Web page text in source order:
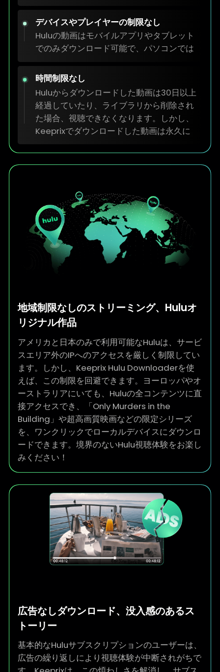
デバイスやプレイヤーの制限なし
時間制限なし
Huluからダウンロードした動画は30日以上
経過していたり、ライブラリから削除され
た場合、視聴できなくなります。しかし、
Keeprixでダウンロードした動画は永久に
保存できます。元の動画が削除されても、
いつでも視聴でき、貴重なコンテンツが失
われることはありません。
地域制限なしのストリーミング、Huluオ
アメリカと日本のみで利用可能なHuluは、サービ
スエリア外のIPへのアクセスを厳しく制限してい
ます。しかし、Keeprix Hulu Downloaderを使
えば、この制限を回避できます。ヨーロッパやオ
ーストラリアにいても、Huluの全コンテンツに直
接アクセスでき、「Only Murders in the
Building」や超高画質映画などの限定シリーズ
を、ワンクリックでローカルデバイスにダウンロ
ードできます。境界のないHulu視聴体験をお楽し
みください！
広告なしダウンロード、没入感のあるス
基本的なHuluサブスクリプションのユーザーは、
広告の繰り返しにより視聴体験が中断されがちで